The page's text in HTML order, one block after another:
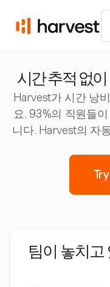
시간 추적 없
Harvest가 시간 낭
요. 93%의 직원들
니다. Harvest의 자
팀이 놓치고